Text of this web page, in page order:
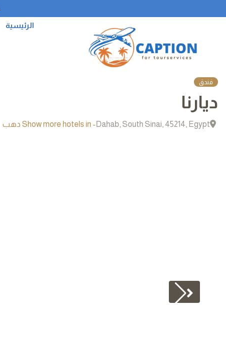
الرئيسية
فندق
ديارنا
Dahab, South Sinai, 45214, Egypt - Show more hotels in دهب